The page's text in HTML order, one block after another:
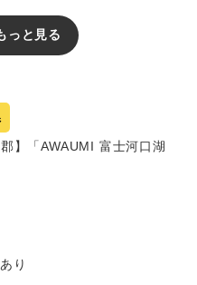
っと見る
郡】「AWAUMI 富士河口湖
り